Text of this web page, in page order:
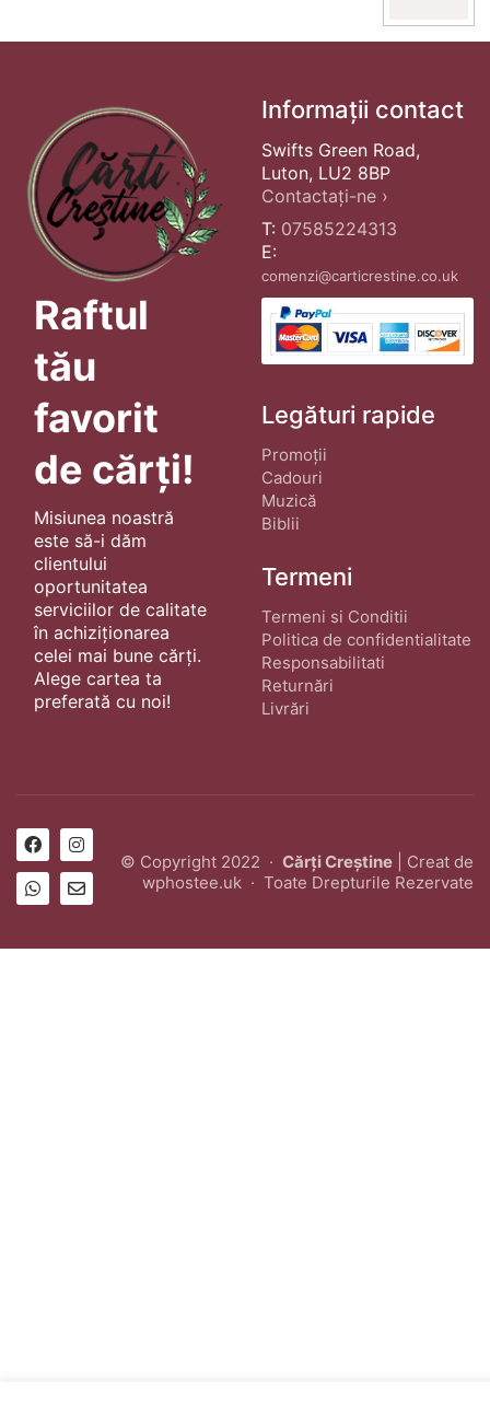
Raftul
tău
favorit
de cărți!
Misiunea noastră
este să-i dăm
clientului
oportunitatea
serviciilor de calitate
în achiziționarea
celei mai bune cărți.
Alege cartea ta
preferată cu noi!
Informații contact
Swifts Green Road,
Luton, LU2 8BP
Contactați-ne ›
T: 07585224313
E:
comenzi@carticrestine.co.uk
Legături rapide
Promoții
Cadouri
Muzică
Biblii
Termeni
Termeni si Conditii
Politica de confidentialitate
Responsabilitati
Returnări
Livrări
© Copyright 2022 · Cărți Creștine | Creat de
wphostee.uk · Toate Drepturile Rezervate